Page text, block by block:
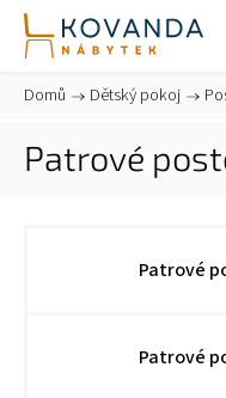
Domů / Dětský pokoj /
Patrové
Patrové
Patrové